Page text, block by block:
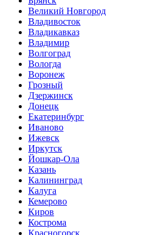
Великий Новгород
Владивосток
Владикавказ
Владимир
Волгоград
Вологда
Воронеж
Грозный
Дзержинск
Донецк
Екатеринбург
Иваново
Ижевск
Иркутск
Йошкар-Ола
Казань
Калининград
Калуга
Кемерово
Киров
Кострома
Красногорск